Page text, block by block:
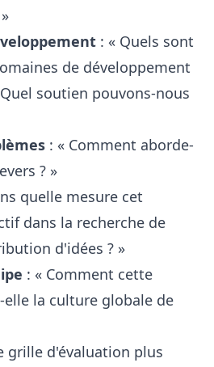
: « Quels sont
de développement
soutien pouvons-nous
: « Comment aborde-
? »
quelle mesure cet
dans la recherche de
d'idées ? »
: « Comment cette
la culture globale de
grille d'évaluation plus